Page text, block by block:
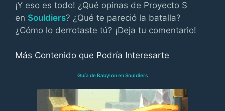
¡Y eso es todo! ¿Qué opinas de Proyecto S
en Souldiers? ¿Qué te pareció la batalla?
¿Cómo lo derrotaste tú? ¡Deja tu comentario!
Más Contenido que Podría Interesarte
Guía de Babylon en Souldiers